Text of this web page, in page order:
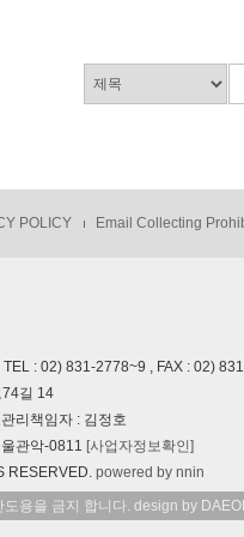
POLICY Email Collecting
: 02) 831-2778~9 , FAX : 02)
길 14
리책임자 : 김정호
관악-0811 [사업자정보확인]
RESERVED. powered by nnin
용을 금지 합니다. design by